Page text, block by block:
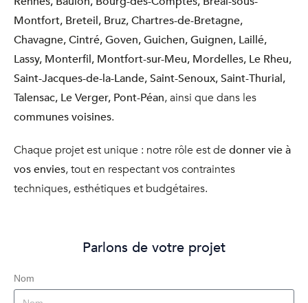
Montfort, Breteil, Bruz, Chartres-de-Bretagne,
Chavagne, Cintré, Goven, Guichen, Guignen, Laillé,
Lassy, Monterfil, Montfort-sur-Meu, Mordelles, Le Rheu,
Saint-Jacques-de-la-Lande, Saint-Senoux, Saint-Thurial,
Talensac, Le Verger, Pont-Péan, ainsi que dans les
communes voisines.
Chaque projet est unique : notre rôle est de donner vie à
vos envies, tout en respectant vos contraintes
techniques, esthétiques et budgétaires.
Parlons de votre projet
Nom